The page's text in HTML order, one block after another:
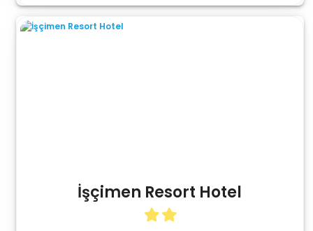
İşçimen Resort Hotel